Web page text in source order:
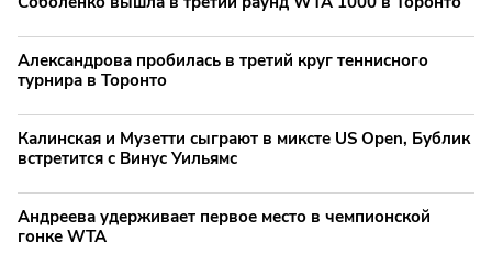
Александрова пробилась в третий круг теннисного
турнира в Торонто
Калинская и Музетти сыграют в миксте US Open, Бублик
встретится с Винус Уильямс
Андреева удерживает первое место в чемпионской
гонке WTA